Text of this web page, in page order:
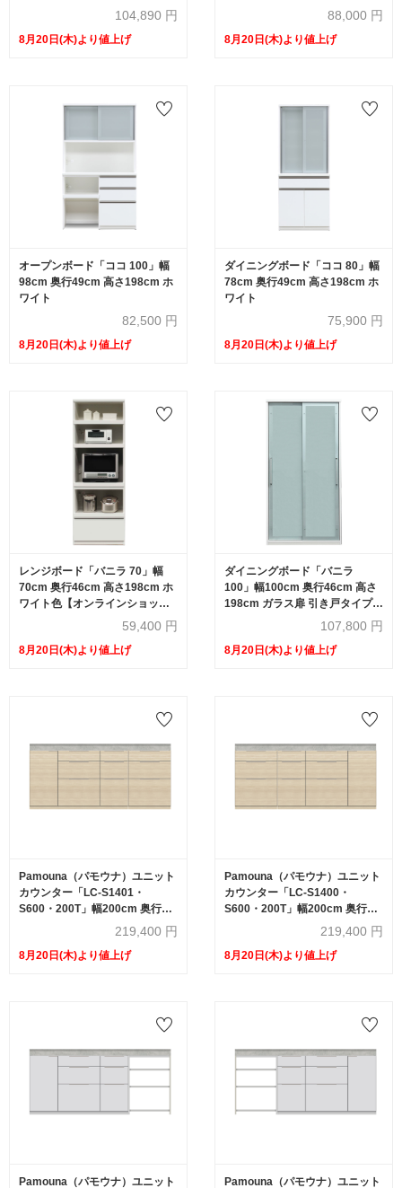
オープン収納【受注生産品】
104,890 円
8月20日(木)より値上げ
88,000 円
8月20日(木)より値上げ
オープンボード「ココ 100」幅
98cm 奥行49cm 高さ198cm ホ
ワイト
82,500 円
8月20日(木)より値上げ
ダイニングボード「ココ 80」幅
78cm 奥行49cm 高さ198cm ホ
ワイト
75,900 円
8月20日(木)より値上げ
レンジボード「バニラ 70」幅
70cm 奥行46cm 高さ198cm ホ
ワイト色【オンラインショップ
59,400 円
8月20日(木)より値上げ
ダイニングボード「バニラ
100」幅100cm 奥行46cm 高さ
198cm ガラス扉 引き戸タイプ
ホワイト色【オンラインショッ
107,800 円
8月20日(木)より値上げ
Pamouna（パモウナ）ユニット
カウンター「LC-S1401・
S600・200T」幅200cm 奥行
46cm 高さ92.7cm 引出し+扉収
納（扉：向かって左） 引出し収
納 下台全4色 天板全2色
219,400 円
8月20日(木)より値上げ
Pamouna（パモウナ）ユニット
カウンター「LC-S1400・
S600・200T」幅200cm 奥行
46cm 高さ92.7cm 引出し+扉収
納（扉：向かって右） 引出し収
納 下台全4色 天板全2色
219,400 円
8月20日(木)より値上げ
Pamouna（パモウナ）ユニット Pamouna（パモウナ）ユニット